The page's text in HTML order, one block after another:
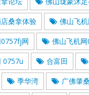
桑拿体验 佛山飞
网 佛山飞机
0757u 合富田
季华湾 广佛肇